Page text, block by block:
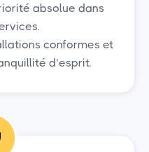
absolue dans
conformes et
d’esprit.